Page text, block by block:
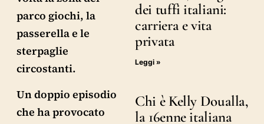
parco giochi, la
passerella e le
sterpaglie
circostanti.
Un doppio episodio
che ha provocato
dei tuffi italiani:
carriera e vita
privata
Leggi »
Chi è Kelly Doualla,
la 16enne italiana